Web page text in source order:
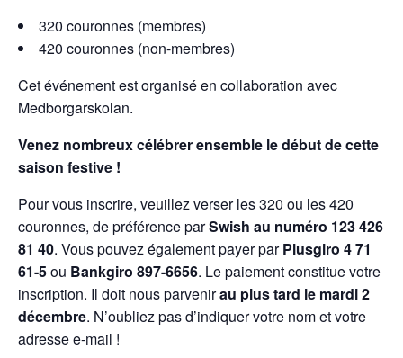
320 couronnes (membres)
420 couronnes (non-membres)
Cet événement est organisé en collaboration avec
Medborgarskolan.
Venez nombreux célébrer ensemble le début de cette
saison festive !
Pour vous inscrire, veuillez verser les 320 ou les 420
couronnes, de préférence parSwish au numéro 123 426
81 40. Vous pouvez également payer parPlusgiro 4 71
61-5ou Bankgiro 897-6656. Le paiement constitue votre
inscription. Il doit nous parvenirau plus tard le mardi 2
décembre. N’oubliez pas d’indiquer votre nom et votre
adresse e-mail !